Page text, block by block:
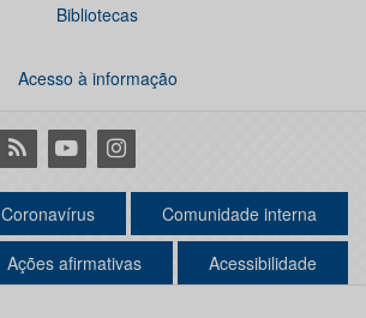
Bibliotecas
Acesso à informação
RSS YoutubeInstagram
Coronavírus Comunidade interna
Ações afirmativas Acessibilidade